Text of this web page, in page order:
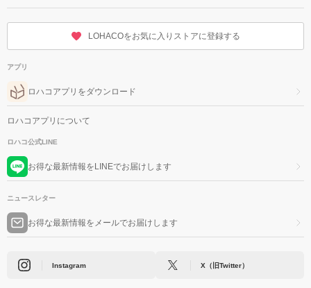
LOHACOをお気に入りストアに登録する
アプリ
ロハコアプリをダウンロード
ロハコアプリについて
ロハコ公式LINE
お得な最新情報をLINEでお届けします
ニュースレター
お得な最新情報をメールでお届けします
Instagram X（旧Twitter）